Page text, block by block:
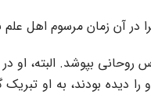
در آن زمان مرسوم اهل
روحانی بپوشد. البته،
دیده بودند، به او